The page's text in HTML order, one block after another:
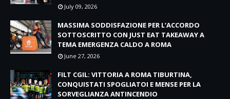
July 09, 2026
MASSIMA SODDISFAZIONE PER L’ACCORDO
SOTTOSCRITTO CON JUST EAT TAKEAWAY A
TEMA EMERGENZA CALDO A ROMA
June 27, 2026
FILT CGIL: VITTORIA A ROMA TIBURTINA,
CONQUISTATI SPOGLIATOI E MENSE PER LA
SORVEGLIANZA ANTINCENDIO